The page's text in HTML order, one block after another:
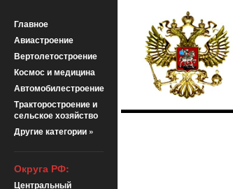
Главное
Авиастроение
Вертолетостроение
Космос и медицина
Автомобилестроение
Тракторостроение и
сельское хозяйство
Другие категории »
Округа РФ:
Центральный